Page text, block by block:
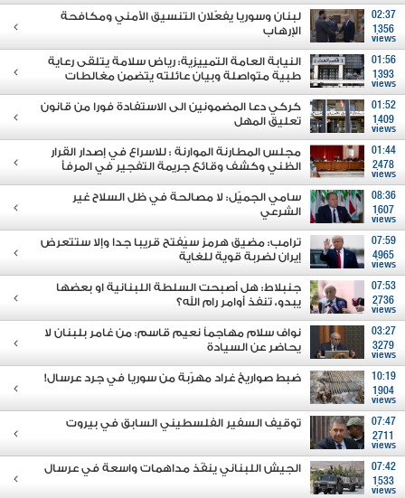
02:37
1356
views
لبنان وسوريا يفعّلان التنسيق الأمني ومكافحة
الإرهاب
01:56
1393
views
النيابة العامة التمييزية: رياض سلامة يتلقى رعاية
طبية متواصلة وبيان عائلته يتضمن مغالطات
01:52
1409
views
كركي دعا المضمونين الى الاستفادة فورا من قانون
تعليق المهل
01:44
2478
views
مجلس المطارنة الموارنة : للاسراع في إصدار القرار
الظني وكشف وقائع جريمة التفجير في المرفأ
08:36
1607
views
سامي الجميّل: لا مصالحة في ظل السلاح غير
الشرعي
07:59
4965
views
ترامب: مضيق هرمز سيُفتح قريبا جدا وإلا ستتعرض
إيران لضربة قوية للغاية
07:53
2736
views
جنبلاط: هل أصبحت السلطة اللبنانية او بعضها
يبدو، تنفذ أوامر رام الله؟
03:27
3279
views
نواف سلام مهاجماً نعيم قاسم: من غامر بلبنان لا
يحاضر عن السيادة
10:19
1904
views
ضبط صواريخ غراد مهرّبة من سوريا في جرد عرسال!
07:47
2711
views
توقيف السفير الفلسطيني السابق في بيروت
07:42
1533
views
الجيش اللبناني ينفّذ مداهمات واسعة في عرسال